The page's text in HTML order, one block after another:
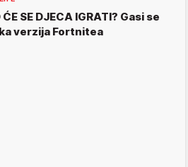
SE DJECA IGRATI? Gasi se
verzija Fortnitea